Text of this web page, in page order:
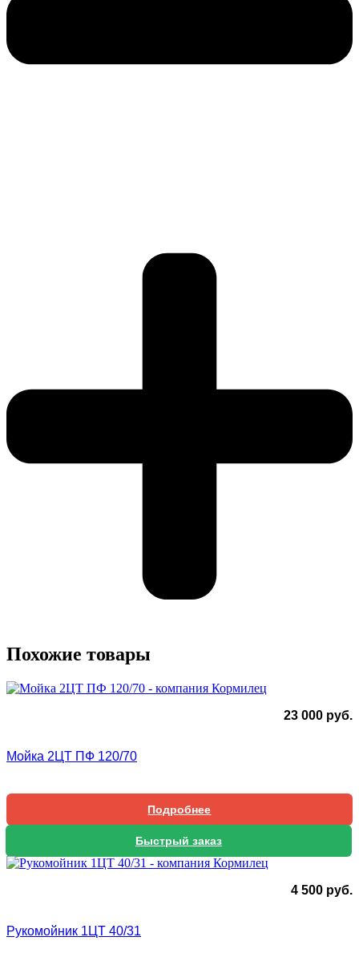
Похожие товары
23 000 руб.
Мойка 2ЦТ ПФ 120/70
Подробнее
Быстрый заказ
4 500 руб.
Рукомойник 1ЦТ 40/31